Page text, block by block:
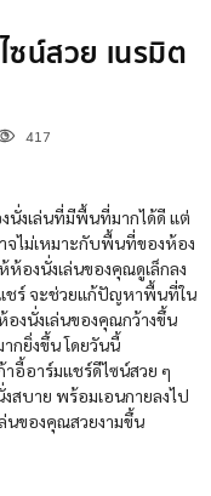
น์สวย เนรมิต
417
นั่งเล่นที่มีพื้นที่มากได้ดี แต่
จไม่เหมาะกับพื้นที่ของห้อง
องนั่งเล่นของคุณดูเล็กลง
แชร์ จะช่วยแก้ปัญหาพื้นที่ใน
งนั่งเล่นของคุณกว้างขึ้น
กยิ่งขึ้น โดยวันนี้
าอี้อาร์มแชร์ดีไซน์สวย ๆ
สบาย พร้อมเอนกายลงไป
นของคุณสวยงามขึ้น